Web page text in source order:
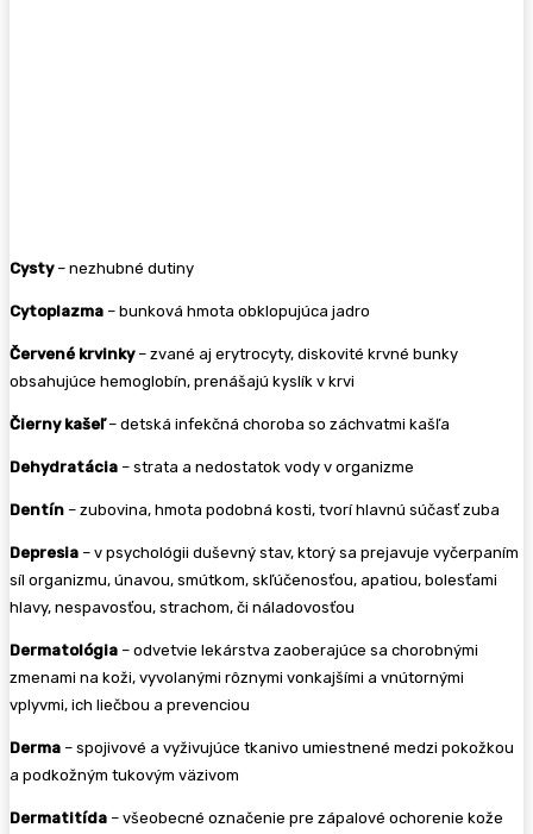
Cysty– nezhubné dutiny
Cytoplazma – bunková hmota obklopujúca jadro
Červené krvinky– zvané aj erytrocyty, diskovité krvné bunky
obsahujúce hemoglobín, prenášajú kyslík v krvi
Čierny kašeľ– detská infekčná choroba so záchvatmi kašľa
Dehydratácia – strata a nedostatok vody v organizme
Dentín – zubovina, hmota podobná kosti, tvorí hlavnú súčasť zuba
Depresia – v psychológii duševný stav, ktorý sa prejavuje vyčerpaním
síl organizmu, únavou, smútkom, skľúčenosťou, apatiou, bolesťami
hlavy, nespavosťou, strachom, či náladovosťou
Dermatológia – odvetvie lekárstva zaoberajúce sa chorobnými
zmenami na koži, vyvolanými rôznymi vonkajšími a vnútornými
vplyvmi, ich liečbou a prevenciou
Derma – spojivové a vyživujúce tkanivo umiestnené medzi pokožkou
a podkožným tukovým väzivom
Dermatitída – všeobecné označenie pre zápalové ochorenie kože